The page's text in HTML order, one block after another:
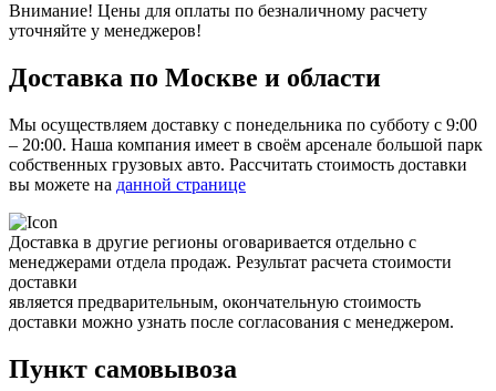
Внимание! Цены для оплаты по безналичному расчету
уточняйте у менеджеров!
Доставка по Москве и области
Мы осуществляем доставку с понедельника по субботу с 9:00
– 20:00. Наша компания имеет в своём арсенале большой парк
собственных грузовых авто. Рассчитать стоимость доставки
вы можете на данной странице
Доставка в другие регионы оговаривается отдельно с
менеджерами отдела продаж. Результат расчета стоимости
доставки
является предварительным, окончательную стоимость
доставки можно узнать после согласования с менеджером.
Пункт самовывоза